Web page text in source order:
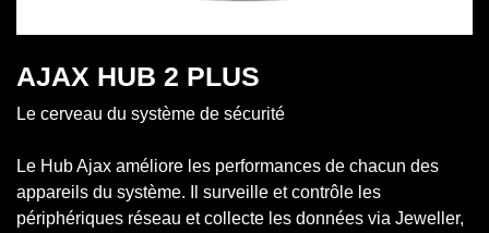
AJAX HUB 2 PLUS
Le cerveau du système de sécurité
Le Hub Ajax améliore les performances de chacun des
appareils du système. Il surveille et contrôle les
périphériques réseau et collecte les données via Jeweller,